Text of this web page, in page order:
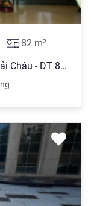
82 m²
Nhà 3 tầng đường 5m5 Hoà Cường Hải Châu - DT 82m2 ngang 5m kiên cố sát Phan Đăng Lưu Lê Thanh Nghị